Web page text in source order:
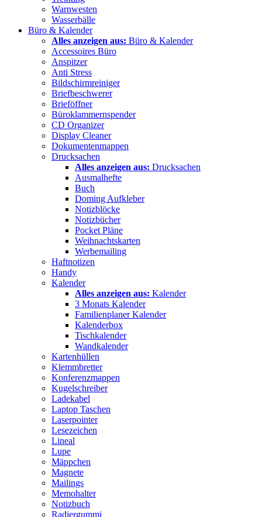
Warnwesten
Wasserbälle
Büro & Kalender
Alles anzeigen aus: Büro & Kalender
Accessoires Büro
Anspitzer
Anti Stress
Bildschirmreiniger
Briefbeschwerer
Brieföffner
Büroklammernspender
CD Organizer
Display Cleaner
Dokumentenmappen
Drucksachen
Alles anzeigen aus: Drucksachen
Ausmalhefte
Buch
Doming Aufkleber
Notizblöcke
Notizbücher
Pocket Pläne
Weihnachtskarten
Werbemailing
Haftnotizen
Handy
Kalender
Alles anzeigen aus: Kalender
3 Monats Kalender
Familienplaner Kalender
Kalenderbox
Tischkalender
Wandkalender
Kartenhüllen
Klemmbretter
Konferenzmappen
Kugelschreiber
Ladekabel
Laptop Taschen
Laserpointer
Lesezeichen
Lineal
Lupe
Mäppchen
Magnete
Mailings
Memohalter
Notizbuch
Radiergummi